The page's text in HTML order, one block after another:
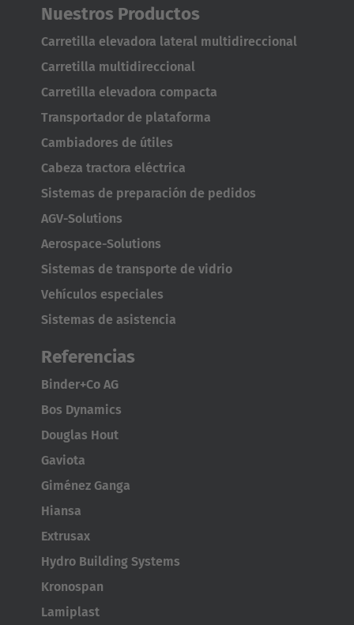
Nuestros Productos
Carretilla elevadora lateral multidireccional
Carretilla multidireccional
Carretilla elevadora compacta
Transportador de plataforma
Cambiadores de útiles
Cabeza tractora eléctrica
Sistemas de preparación de pedidos
AGV-Solutions
Aerospace-Solutions
Sistemas de transporte de vidrio
Vehículos especiales
Sistemas de asistencia
Referencias
Binder+Co AG
Bos Dynamics
Douglas Hout
Gaviota
Giménez Ganga
Hiansa
Extrusax
Hydro Building Systems
Kronospan
Lamiplast